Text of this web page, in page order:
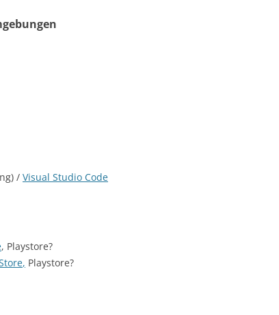
/ Visual Studio Code
, Playstore?
, Playstore?